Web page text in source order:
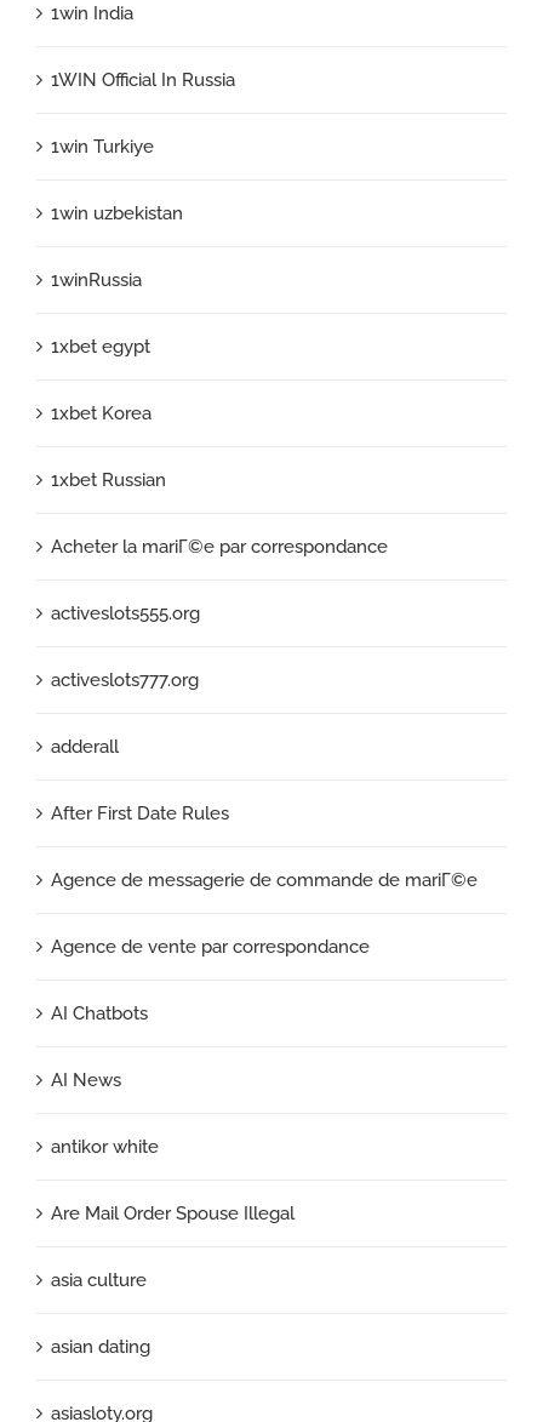
1win India
1WIN Official In Russia
1win Turkiye
1win uzbekistan
1winRussia
1xbet egypt
1xbet Korea
1xbet Russian
Acheter la mariГ©e par correspondance
activeslots555.org
activeslots777.org
adderall
After First Date Rules
Agence de messagerie de commande de mariГ©e
Agence de vente par correspondance
AI Chatbots
AI News
antikor white
Are Mail Order Spouse Illegal
asia culture
asian dating
asiasloty.org